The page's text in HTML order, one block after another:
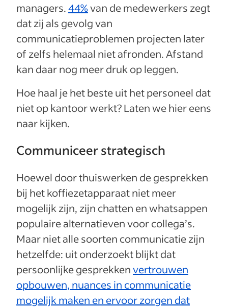
managers.44%van de medewerkers zegt
dat zij als gevolg van
communicatieproblemen projecten later
of zelfs helemaal niet afronden. Afstand
kan daar nog meer druk op leggen.
Hoe haal je het beste uit het personeel dat
niet op kantoor werkt? Laten we hier eens
naar kijken.
Communiceer strategisch
Hoewel door thuiswerken de gesprekken
bij het koffiezetapparaat niet meer
mogelijk zijn, zijn chatten en whatsappen
populaire alternatieven voor collega’s.
Maar niet alle soorten communicatie zijn
hetzelfde: uit onderzoekt blijkt dat
persoonlijke gesprekkenvertrouwen
opbouwen, nuances in communicatie
mogelijk maken en ervoor zorgen dat